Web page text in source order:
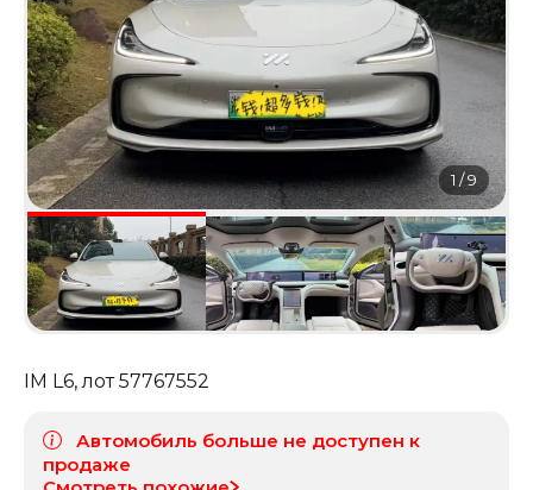
1 /9
IM L6, лот57767552
Автомобиль больше не доступен к
продаже